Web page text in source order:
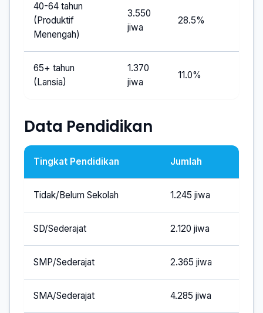
40-64 tahun
(Produktif
Menengah)
3.550
jiwa
28.5%
65+ tahun
(Lansia)
1.370
jiwa
11.0%
Data Pendidikan
Tingkat Pendidikan Jumlah
Tidak/Belum Sekolah 1.245 jiwa
SD/Sederajat 2.120 jiwa
SMP/Sederajat 2.365 jiwa
SMA/Sederajat 4.285 jiwa